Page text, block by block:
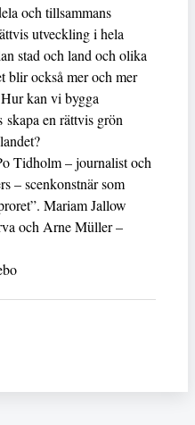
och tillsammans
utveckling i hela
stad och land och olika
blir också mer och mer
kan vi bygga
skapa en rättvis grön
Tidholm – journalist och
– scenkonstnär som
Mariam Jallow
och Arne Müller –